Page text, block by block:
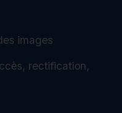
images
rectification,